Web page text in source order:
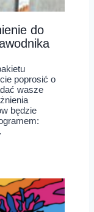
do
poprosić o
wasze
będzie